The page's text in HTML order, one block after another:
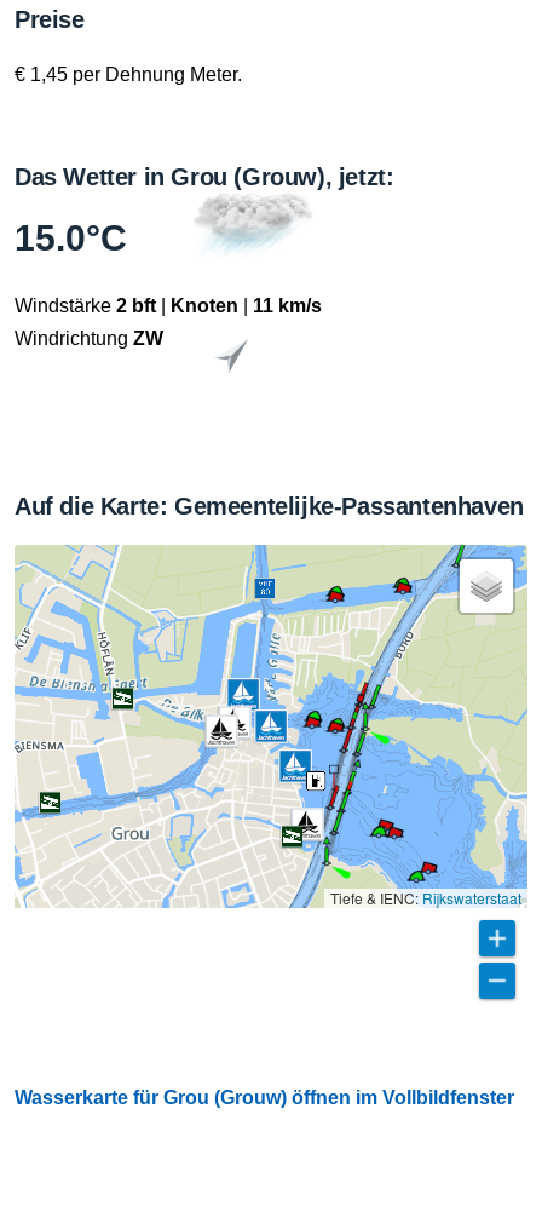
Preise
€ 1,45 per Dehnung Meter.
Das Wetter in Grou (Grouw), jetzt:
15.0°C
Windstärke 2 bft Knoten
11 km/s
Windrichtung ZW
Auf die Karte: Gemeentelijke-Passantenhaven
Tiefe & IENC: Rijkswaterstaat
Wasserkarte für Grou (Grouw) öffnen im Vollbildfenster